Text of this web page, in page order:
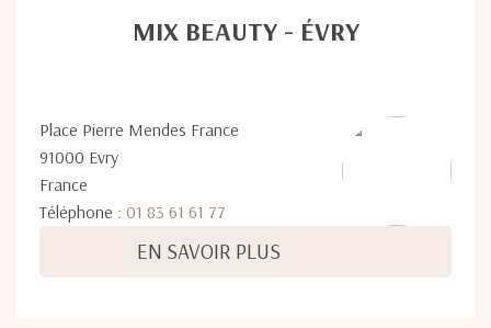
MIX BEAUTY - ÉVRY
Place Pierre Mendes France
91000 Evry
France
Téléphone : 01 83 61 61 77
EN SAVOIR PLUS